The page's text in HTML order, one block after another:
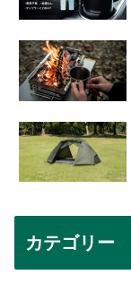
カテゴリー